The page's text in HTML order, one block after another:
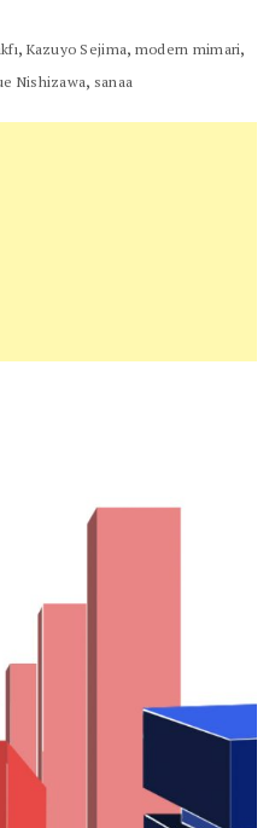
, Kazuyo Sejima, modern mimari,
Nishizawa, sanaa